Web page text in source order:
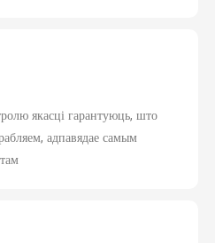
якасці гарантуюць, што
адпавядае самым